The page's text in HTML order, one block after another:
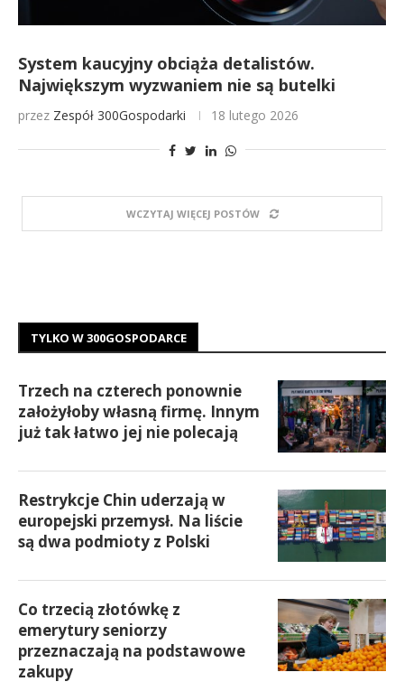
System kaucyjny obciąża detalistów.
Największym wyzwaniem nie są butelki
przez Zespół 300Gospodarki 18 lutego 2026
WCZYTAJ WIĘCEJ POSTÓW
TYLKO W 300GOSPODARCE
Trzech na czterech ponownie
założyłoby własną firmę. Innym
już tak łatwo jej nie polecają
Restrykcje Chin uderzają w
europejski przemysł. Na liście
są dwa podmioty z Polski
Co trzecią złotówkę z
emerytury seniorzy
przeznaczają na podstawowe
zakupy